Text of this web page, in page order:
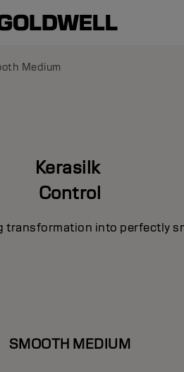
Medium
Kerasilk
Control
into perfectly
SMOOTH MEDIUM